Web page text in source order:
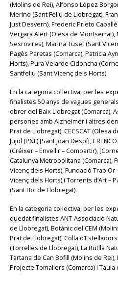
(Molins de Rei), Alfonso López
Merino (Sant Feliu de Llobregat),
Just Desvern), Frederic Prieto
Vergara Alert (Olesa de Montserrat),
Sesrovires), Marina Tuset (Sant
Pagès Paretas (Comarca), Patricia
Horts), Pura Velarde Cidoncha
Santfeliu (Sant Vicenç dels Horts).
En la categoria col·lectiva, per les
finalistes 50 anys de vagues
obrer del Baix Llobregat (Comarca),
persones amb Alzheimer i altres
Prat de Llobregat), CECSCAT (Olesa
Jujol (P&L) [Sant Joan Despí],
(Créixer – Envellir – Compartir),
Catalunya Metropolitana (Comarca),
Vicenç dels Horts), Fundació Trab.Or
Vicenç dels Horts) i Torrents d’Art –
(Sant Boi de Llobregat).
En la categoria col·lectiva, per les
quedat finalistes ANT-Associació
de Llobregat), Botànic del CEM
Prat de Llobregat), Colla
(Torrelles de Llobregat), La Rutlla
Tartana de Can Bofill (Molins de Rei),
Projecte Tomaliers (Comarca) i Taula